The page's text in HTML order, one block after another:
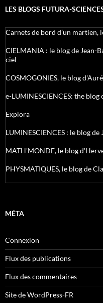
LES BLOGS FUTURA-
Carnets de bord d’un martien,
CIELMANIA : le blog de Jean-
ciel
COSMOGONIES, le blog
e-LUMINESCIENCES: the
Explora
LUMINESCIENCES : le blog
MATH'MONDE, le blog
PHYSMATIQUES, le blog de
MÉTA
Connexion
Flux des publications
Flux des commentaires
Site de WordPress-FR